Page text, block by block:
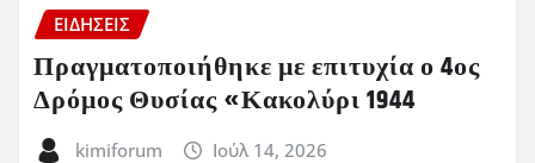
ΕΙΔΗΣΕΙΣ
Πραγματοποιήθηκε με επιτυχία ο 4ος
Δρόμος Θυσίας «Κακολύρι 1944
kimiforum Ιούλ 14, 2026